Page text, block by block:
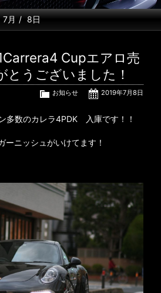
7月 8日
Cupエアロ売
うございました！
2019年7月8日
お知らせ
多数のカレラ4PDK 入庫です！！
ーニッシュがいけてます！